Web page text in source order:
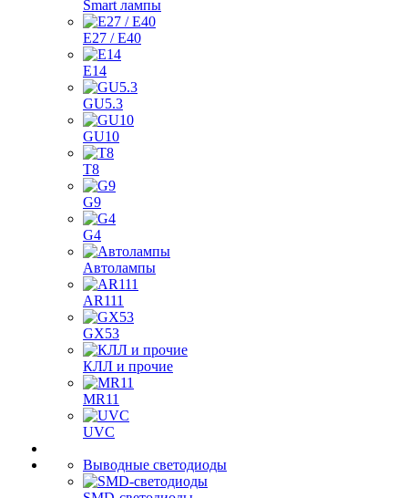
Smart лампы
E27 / E40
E14
GU5.3
GU10
T8
G9
G4
Автолампы
AR111
GX53
КЛЛ и прочие
MR11
UVC
Выводные светодиоды